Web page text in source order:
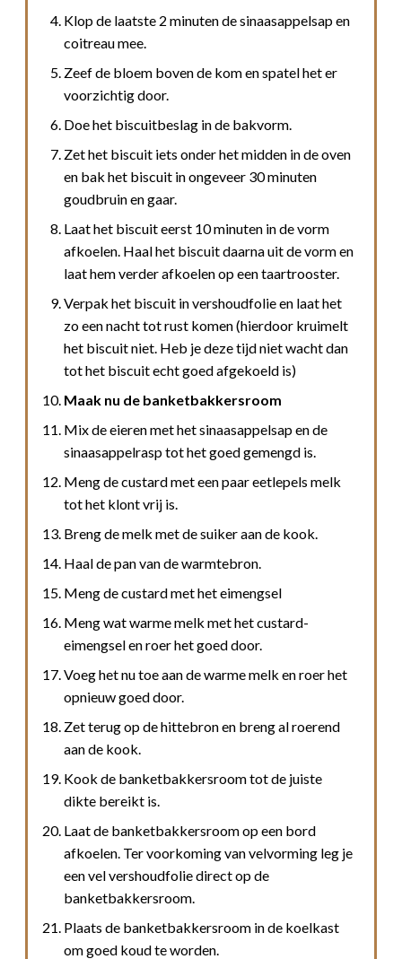
Klop de laatste 2 minuten de sinaasappelsap en
coitreau mee.
Zeef de bloem boven de kom en spatel het er
voorzichtig door.
Doe het biscuitbeslag in de bakvorm.
Zet het biscuit iets onder het midden in de oven
en bak het biscuit in ongeveer 30 minuten
goudbruin en gaar.
Laat het biscuit eerst 10 minuten in de vorm
afkoelen. Haal het biscuit daarna uit de vorm en
laat hem verder afkoelen op een taartrooster.
Verpak het biscuit in vershoudfolie en laat het
zo een nacht tot rust komen (hierdoor kruimelt
het biscuit niet. Heb je deze tijd niet wacht dan
tot het biscuit echt goed afgekoeld is)
Maak nu de banketbakkersroom
Mix de eieren met het sinaasappelsap en de
sinaasappelrasp tot het goed gemengd is.
Meng de custard met een paar eetlepels melk
tot het klont vrij is.
Breng de melk met de suiker aan de kook.
Haal de pan van de warmtebron.
Meng de custard met het eimengsel
Meng wat warme melk met het custard-
eimengsel en roer het goed door.
Voeg het nu toe aan de warme melk en roer het
opnieuw goed door.
Zet terug op de hittebron en breng al roerend
aan de kook.
Kook de banketbakkersroom tot de juiste
dikte bereikt is.
Laat de banketbakkersroom op een bord
afkoelen. Ter voorkoming van velvorming leg je
een vel vershoudfolie direct op de
banketbakkersroom.
Plaats de banketbakkersroom in de koelkast
om goed koud te worden.